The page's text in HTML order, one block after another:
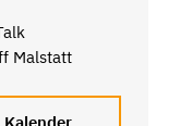
Malstatt